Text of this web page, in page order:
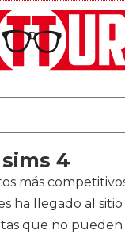
4
más
ha llegado al
que no pueden